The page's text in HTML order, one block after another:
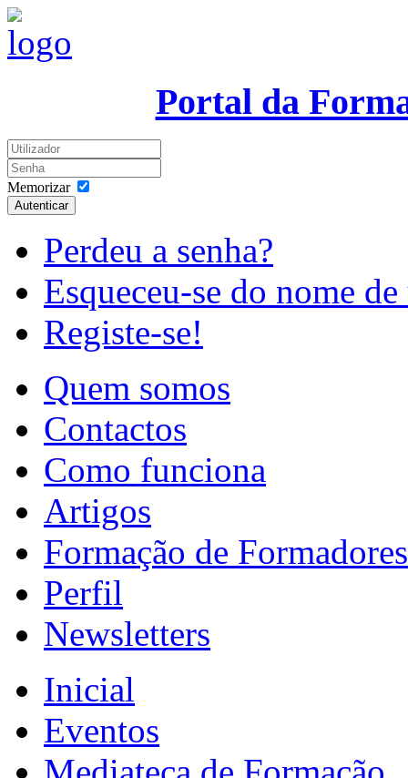
Portal da
Memorizar
Autenticar
Perdeu a senha?
Esqueceu-se do nome
Registe-se!
Quem somos
Contactos
Como funciona
Artigos
Formação de Formadores
Perfil
Newsletters
Inicial
Eventos